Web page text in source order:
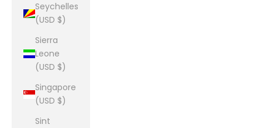
Seychelles
(USD $)
Sierra
Leone
(USD $)
Singapore
(USD $)
Sint